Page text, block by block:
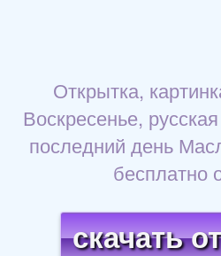
Открытка,
Воскресенье,
последний день
бесплатно
скачать